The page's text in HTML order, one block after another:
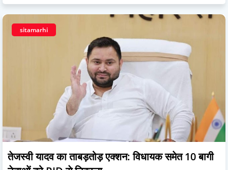
sitamarhi
तेजस्वी यादव का ताबड़तोड़ एक्शन: विधायक समेत 10 बागी